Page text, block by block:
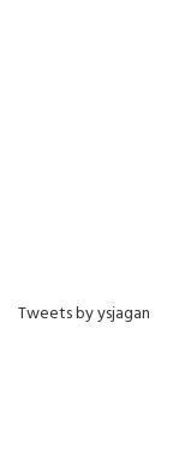
Tweets by ysjagan